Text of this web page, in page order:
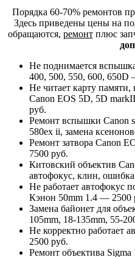
Порядка 60-70% ремонтов
Здесь приведены цены на
обращаются, ремонтплюс
Не поднимается
400, 500, 550, 600, 650D
Не читает карту памяти,
Canon EOS 5D, 5D
руб.
Ремонт вспышки Canon
580ex ii, замена
Ремонт затвора Canon
7500 руб.
Китовский объектив
автофокус, клин,
Не работает автофокус
Кэнон 50mm 1.4 — 2500
Замена байонет для
105mm, 18-135mm, 55-
Не корректно работает
2500 руб.
Ремонт объектива